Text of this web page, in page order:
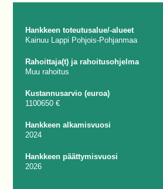
Hankkeen toteutusalue/-alueet
Kainuu Lappi Pohjois-Pohjanmaa
Rahoittaja(t) ja rahoitusohjelma
Muu rahoitus
Kustannusarvio (euroa)
1100650 €
Hankkeen alkamisvuosi
2024
Hankkeen päättymisvuosi
2026